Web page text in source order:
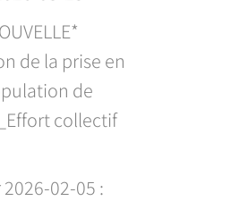
de la prise en
de
collectif
02-05 :